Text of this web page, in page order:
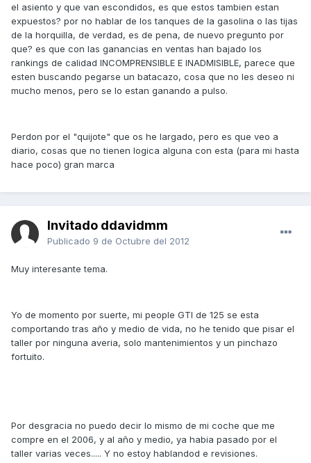
el asiento y que van escondidos, es que estos tambien estan
expuestos? por no hablar de los tanques de la gasolina o las tijas
de la horquilla, de verdad, es de pena, de nuevo pregunto por
que? es que con las ganancias en ventas han bajado los
rankings de calidad INCOMPRENSIBLE E INADMISIBLE, parece que
esten buscando pegarse un batacazo, cosa que no les deseo ni
mucho menos, pero se lo estan ganando a pulso.
Perdon por el "quijote" que os he largado, pero es que veo a
diario, cosas que no tienen logica alguna con esta (para mi hasta
hace poco) gran marca
Invitado ddavidmm
Publicado 9 de Octubre del 2012
Muy interesante tema.
Yo de momento por suerte, mi people GTI de 125 se esta
comportando tras año y medio de vida, no he tenido que pisar el
taller por ninguna averia, solo mantenimientos y un pinchazo
fortuito.
Por desgracia no puedo decir lo mismo de mi coche que me
compre en el 2006, y al año y medio, ya habia pasado por el
taller varias veces..... Y no estoy hablandod e revisiones.